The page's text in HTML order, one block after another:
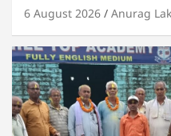
6 August 2026 Anurag